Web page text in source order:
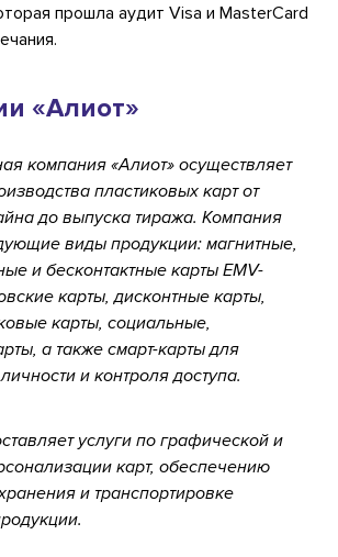
прошла аудит Visa и MasterCard
«Алиот»
компания «Алиот» осуществляет
пластиковых карт от
до выпуска тиража. Компания
виды продукции: магнитные,
и бесконтактные карты EMV-
карты, дисконтные карты,
карты, социальные,
а также смарт-карты для
и контроля доступа.
услуги по графической и
карт, обеспечению
и транспортировке